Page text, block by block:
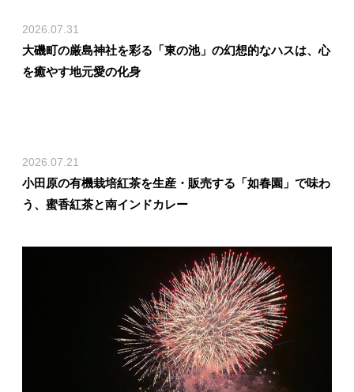
2026.07.31
大磯町の厳島神社を彩る「東の池」の幻想的なハスは、心
を癒やす地元愛の化身
2026.07.21
小田原の有機栽培紅茶を生産・販売する「如春園」で味わ
う、蜜香紅茶と南インドカレー